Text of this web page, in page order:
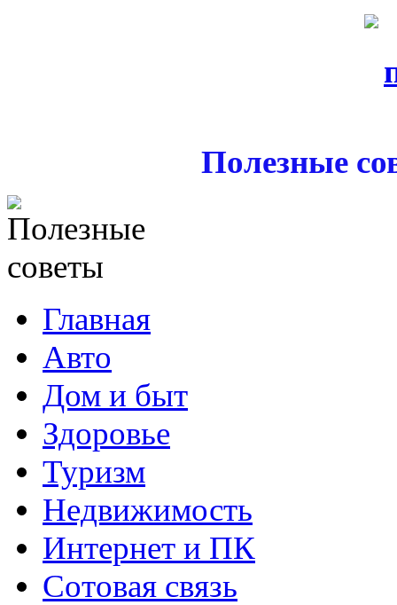
Полезные
Главная
Авто
Дом и быт
Здоровье
Туризм
Недвижимость
Интернет и ПК
Сотовая связь